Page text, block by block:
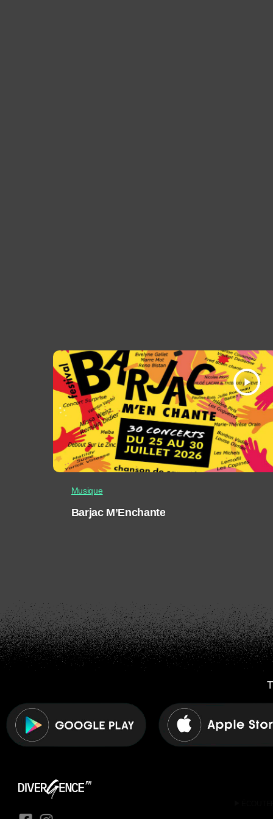
play_arrow
Musique
Barjac M’Enchante